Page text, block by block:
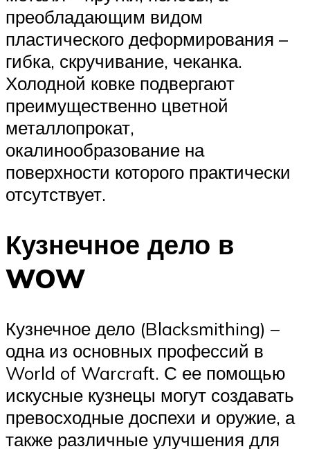
преобладающим видом
пластического деформирования –
гибка, скручивание, чеканка.
Холодной ковке подвергают
преимущественно цветной
металлопрокат,
окалинообразование на
поверхности которого практически
отсутствует.
Кузнечное дело в
WOW
Кузнечное дело (Blacksmithing) –
одна из основных профессий в
World of Warcraft. С ее помощью
искусные кузнецы могут создавать
превосходные доспехи и оружие, а
также различные улучшения для